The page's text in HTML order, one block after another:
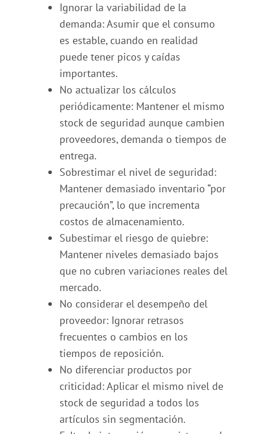
Ignorar la variabilidad de la
demanda: Asumir que el consumo
es estable, cuando en realidad
puede tener picos y caídas
importantes.
No actualizar los cálculos
periódicamente: Mantener el mismo
stock de seguridad aunque cambien
proveedores, demanda o tiempos de
entrega.
Sobrestimar el nivel de seguridad:
Mantener demasiado inventario “por
precaución”, lo que incrementa
costos de almacenamiento.
Subestimar el riesgo de quiebre:
Mantener niveles demasiado bajos
que no cubren variaciones reales del
mercado.
No considerar el desempeño del
proveedor: Ignorar retrasos
frecuentes o cambios en los
tiempos de reposición.
No diferenciar productos por
criticidad: Aplicar el mismo nivel de
stock de seguridad a todos los
artículos sin segmentación.